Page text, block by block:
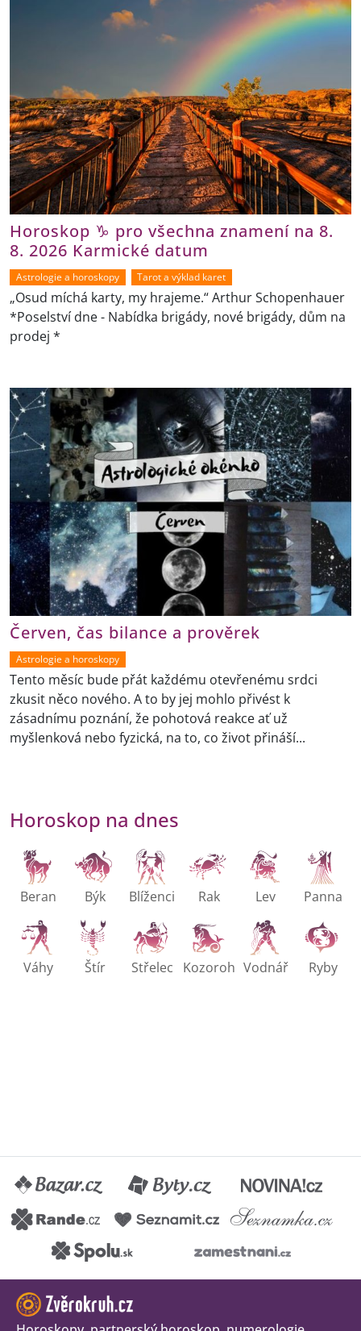
Horoskop ♑ pro všechna znamení na 8.
8. 2026 Karmické datum
Astrologie a horoskopy Tarot a výklad karet
„Osud míchá karty, my hrajeme.“ Arthur Schopenhauer
*Poselství dne - Nabídka brigády, nové brigády, dům na
prodej *
Červen, čas bilance a prověrek
Astrologie a horoskopy
Tento měsíc bude přát každému otevřenému srdci
zkusit něco nového. A to by jej mohlo přivést k
zásadnímu poznání, že pohotová reakce ať už
myšlenková nebo fyzická, na to, co život přináší...
Horoskop na dnes
Beran Býk Blíženci Rak Lev Panna
Váhy Štír Střelec Kozoroh Vodnář Ryby